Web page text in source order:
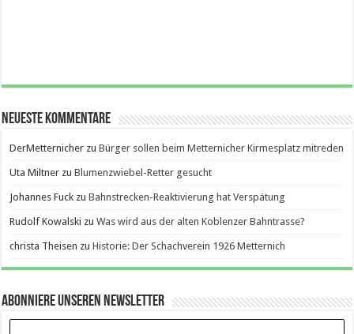
Neueste Kommentare
DerMetternicher zuBürger sollen beim Metternicher Kirmesplatz mitreden
Uta Miltner zuBlumenzwiebel-Retter gesucht
Johannes Fuck zuBahnstrecken-Reaktivierung hat Verspätung
Rudolf Kowalski zuWas wird aus der alten Koblenzer Bahntrasse?
christa Theisen zuHistorie: Der Schachverein 1926 Metternich
Abonniere unseren Newsletter